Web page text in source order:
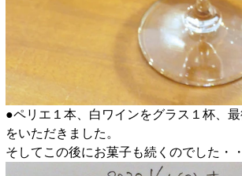
●ペリエ１本、白ワインをグラス１杯、
をいただきました。
そしてこの後にお菓子も続くのでした・